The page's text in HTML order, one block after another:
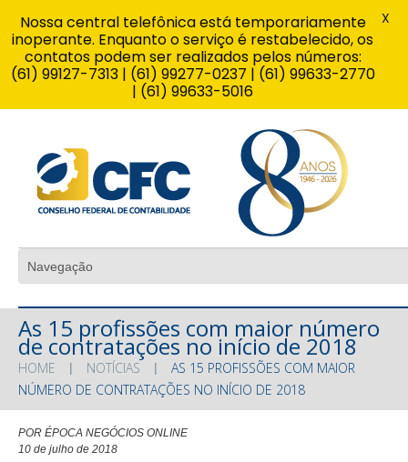
As 15 profissões com maior número
de contratações no início de 2018
HOME NOTÍCIAS
AS 15 PROFISSÕES COM MAIOR
NÚMERO DE CONTRATAÇÕES NO INÍCIO DE 2018
POR ÉPOCA NEGÓCIOS ONLINE
10 de julho de 2018
Nossa central telefônica está temporariamente
inoperante. Enquanto o serviço é restabelecido, os
contatos podem ser realizados pelos números:
(61) 99127-7313 | (61) 99277-0237 | (61) 99633-2770
| (61) 99633-5016
X